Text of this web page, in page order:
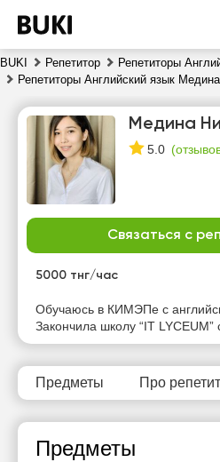
BUKI Репетитор
Репетиторы
Репетиторы Английский язык
Медина
5.0 (
Связаться с
5000 тнг/час
Обучаюсь в КИМЭПе с
Закончила школу “IT LYCEUM”
Предметы Про
Предметы
пт
18:00
18:30
19:00
20:00
13:00
13:30
14:00
20:00